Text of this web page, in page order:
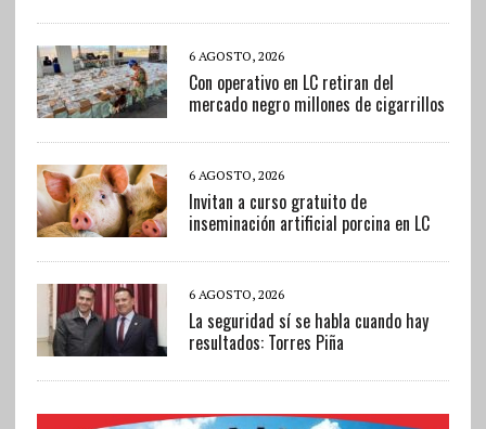
6 AGOSTO, 2026
Con operativo en LC retiran del
mercado negro millones de cigarrillos
6 AGOSTO, 2026
Invitan a curso gratuito de
inseminación artificial porcina en LC
6 AGOSTO, 2026
La seguridad sí se habla cuando hay
resultados: Torres Piña